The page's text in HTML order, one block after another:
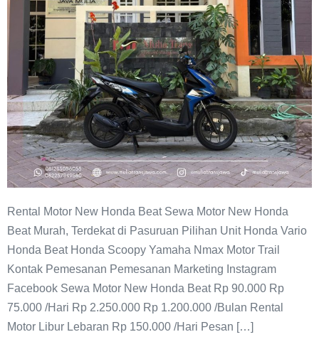
Pasuruan
Rental Motor New Honda Beat Sewa Motor New Honda
Beat Murah, Terdekat di Pasuruan Pilihan Unit Honda Vario
Honda Beat Honda Scoopy Yamaha Nmax Motor Trail
Kontak Pemesanan Pemesanan Marketing Instagram
Facebook Sewa Motor New Honda Beat Rp 90.000 Rp
75.000 /Hari Rp 2.250.000 Rp 1.200.000 /Bulan Rental
Motor Libur Lebaran Rp 150.000 /Hari Pesan […]